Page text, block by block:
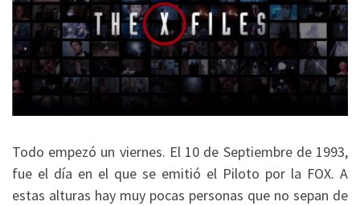
Todo empezó un viernes. El 10 de Septiembre de 1993,
fue el día en el que se emitió el Piloto por la FOX. A
estas alturas hay muy pocas personas que no sepan de